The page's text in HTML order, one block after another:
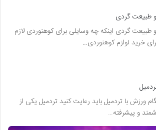
طبیعت گردی
طبیعت گردی اینکه چه وسایلی برای کوهنوردی لازم
خرید لوازم کوهنوردی…
ورزش با تردمیل باید رعایت کنید تردمیل یکی از
و پیشرفته…